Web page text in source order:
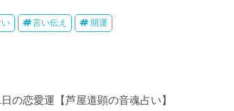
言い伝え 開運
の恋愛運【芦屋道顕の音魂占い】